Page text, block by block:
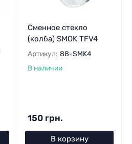
Сменное стекло
(колба) SMOK TFV4
Артикул: 88-SMK4
В наличии
150 грн.
В корзину